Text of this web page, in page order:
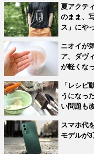
夏アクテ
のまま、
ス」にや
ニオイが
ア。ダヴ
が軽くな
「レシピ
うになっ
い問題も
スマホ代
モデルが